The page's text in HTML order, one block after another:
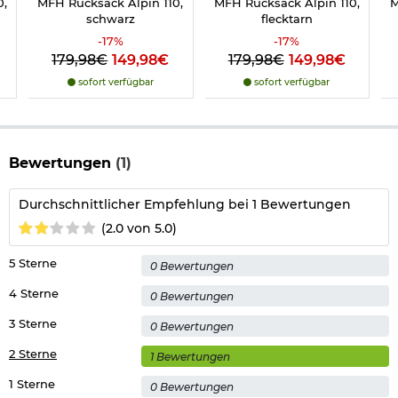
Maße ca.: 70 x 50 x 30 cm.
Gewicht: ca. 2,2 kg
Marke: MFH
Herstellerinformationen
MFH Rucksack Alpin 110,
schwarz
-17%
179,98€ 149,98€
sofort verfügbar
MFH Rucksack Alpin 110,
flecktarn
-17%
179,98€ 149,98€
sofort verfügbar
Bewertungen (1)
Durchschnittlicher Empfehlung bei 1 Bewertungen
(2.0 von 5.0)
1 Sterne 0 Bewertungen
2 Sterne 1 Bewertungen
3 Sterne 0 Bewertungen
4 Sterne 0 Bewertungen
5 Sterne 0 Bewertungen